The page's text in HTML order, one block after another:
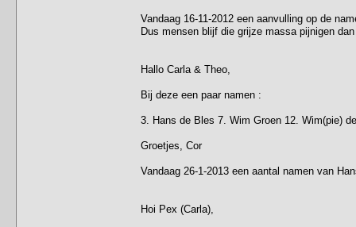
Vandaag 16-11-2012 een aanvulling op de
Dus mensen blijf die grijze massa pijnigen
Hallo Carla & Theo,
Bij deze een paar namen :
3. Hans de Bles 7. Wim Groen 12. Wim(pie)
Groetjes, Cor
Vandaag 26-1-2013 een aantal namen van
Hoi Pex (Carla),